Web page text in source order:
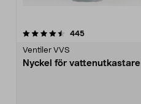
445recensioner
Ventiler VVS
Nyckel för vattenutkastare
4.5 av 5 stjärnor